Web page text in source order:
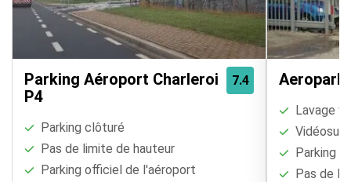
7.4
Parking Aéroport Charleroi
P4
Parking clôturé
Pas de limite de hauteur
Parking officiel de l'aéroport
Aeropark
Lavage
Parking
Pas de